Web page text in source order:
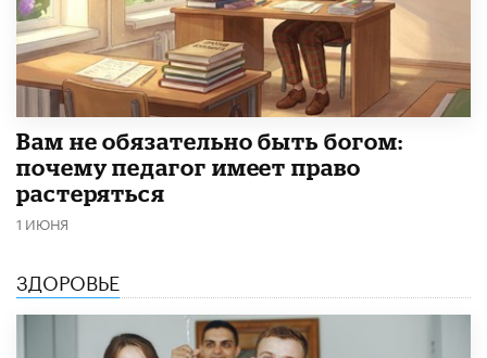
​Вам не обязательно быть богом:
почему педагог имеет право
растеряться
1 ИЮНЯ
ЗДОРОВЬЕ